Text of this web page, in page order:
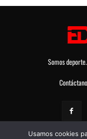
Somos
Usamos cookies